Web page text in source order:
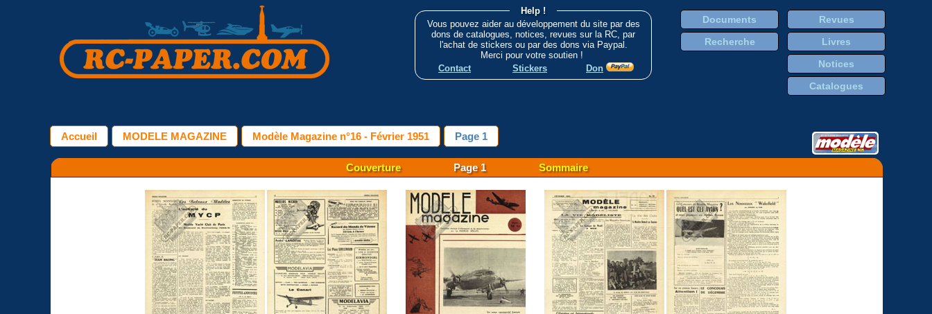
Help !
Vous pouvez aider au développement du site par des
dons de catalogues, notices, revues sur la RC, par
l'achat de stickers ou par des dons via Paypal.
Merci pour votre soutien !
Contact
Stickers Don
Documents
Recherche
Revues
Livres
Notices
Catalogues
Accueil MODELE MAGAZINE Modèle Magazine n°16 - Février 1951 Page 1
CouverturePage 1 Sommaire